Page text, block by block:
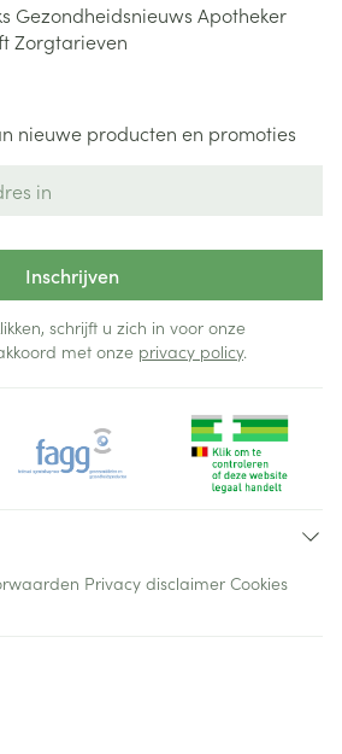
Gezondheidsnieuws Apotheker
Zorgtarieven
nieuwe producten en promoties
Inschrijven
schrijft u zich in voor onze
met onze privacy policy.
Privacy disclaimer Cookies